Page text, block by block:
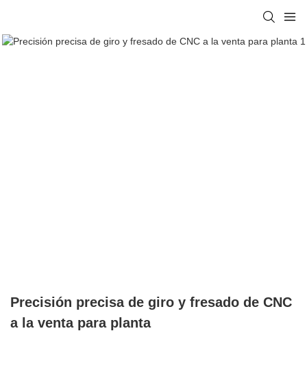
Precisión precisa de giro y fresado de CNC
a la venta para planta